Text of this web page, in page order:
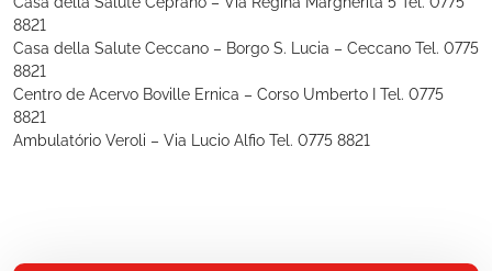
8821
Casa della Salute Ceccano – Borgo S. Lucia – Ceccano Tel. 0775
8821
Centro de Acervo Boville Ernica – Corso Umberto I Tel. 0775
8821
Ambulatório Veroli – Via Lucio Alfio Tel. 0775 8821